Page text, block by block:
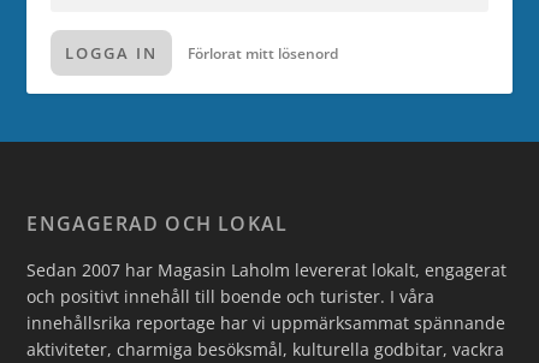
LOGGA IN Förlorat mitt lösenord
ENGAGERAD OCH LOKAL
Sedan 2007 har Magasin Laholm levererat lokalt, engagerat
och positivt innehåll till boende och turister. I våra
innehållsrika reportage har vi uppmärksammat spännande
aktiviteter, charmiga besöksmål, kulturella godbitar, vackra